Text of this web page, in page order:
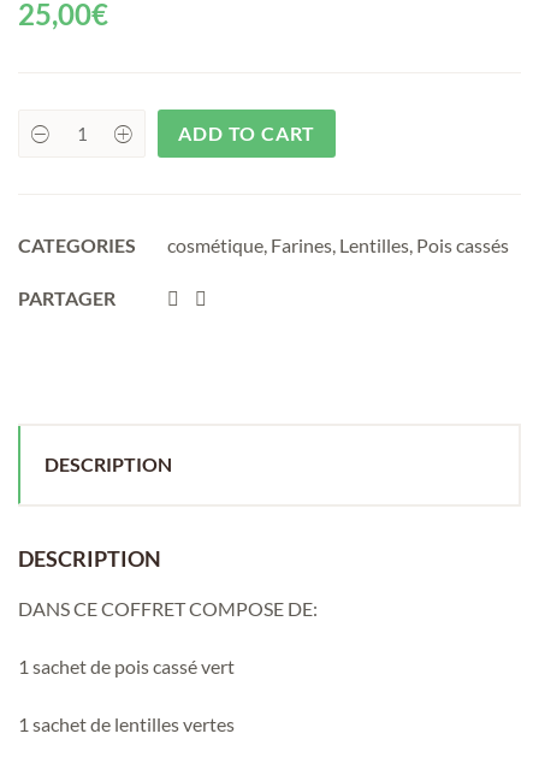
25,00€
uantité ADD TO CART
CATEGORIES cosmétique, Farines, Lentilles, Pois cassés
PARTAGER
DESCRIPTION
DESCRIPTION
DANS CE COFFRET COMPOSE DE:
1 sachet de pois cassé vert
1 sachet de lentilles vertes